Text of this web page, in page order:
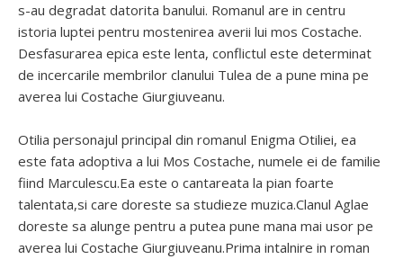
s-au degradat datorita banului. Romanul are in centru
istoria luptei pentru mostenirea averii lui mos Costache.
Desfasurarea epica este lenta, conflictul este determinat
de incercarile membrilor clanului Tulea de a pune mina pe
averea lui Costache Giurgiuveanu.
Otilia personajul principal din romanul Enigma Otiliei, ea
este fata adoptiva a lui Mos Costache, numele ei de familie
fiind Marculescu.Ea este o cantareata la pian foarte
talentata,si care doreste sa studieze muzica.Clanul Aglae
doreste sa alunge pentru a putea pune mana mai usor pe
averea lui Costache Giurgiuveanu.Prima intalnire in roman